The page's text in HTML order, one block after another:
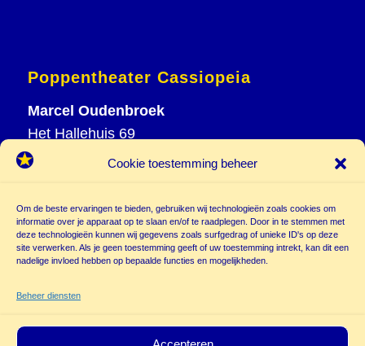
Cookie toestemming beheer
Om de beste ervaringen te bieden, gebruiken wij technologieën zoals cookies om
informatie over je apparaat op te slaan en/of te raadplegen. Door in te stemmen met
deze technologieën kunnen wij gegevens zoals surfgedrag of unieke ID's op deze
site verwerken. Als je geen toestemming geeft of uw toestemming intrekt, kan dit een
nadelige invloed hebben op bepaalde functies en mogelijkheden.
Beheer diensten
Poppentheater Cassiopeia
Marcel Oudenbroek
Het Hallehuis 69
3823 VH Amersfoort
M 06 20 26 94 61
info@
poppentheatercassiopeia.nl